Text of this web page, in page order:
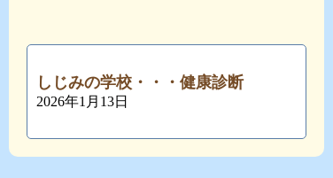
しじみの学校・・・健康診断
2026年1月13日